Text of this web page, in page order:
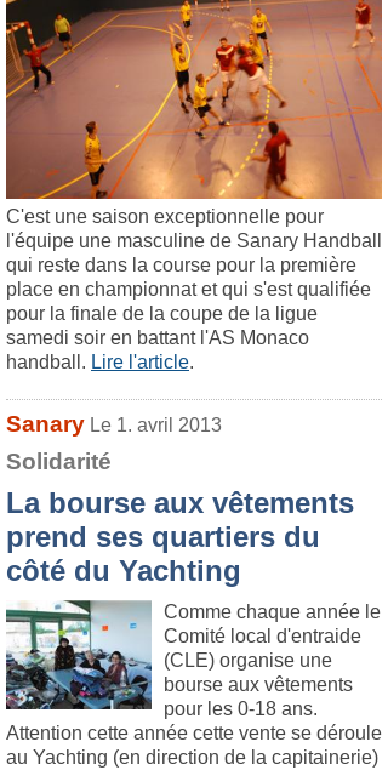
C'est une saison exceptionnelle pour
l'équipe une masculine de Sanary Handball
qui reste dans la course pour la première
place en championnat et qui s'est qualifiée
pour la finale de la coupe de la ligue
samedi soir en battant l'AS Monaco
handball. Lire l'article.
Sanary Le 1. avril 2013
Solidarité
La bourse aux vêtements
prend ses quartiers du
côté du Yachting
Comme chaque année le
Comité local d'entraide
(CLE) organise une
bourse aux vêtements
pour les 0-18 ans.
Attention cette année cette vente se déroule
au Yachting (en direction de la capitainerie)